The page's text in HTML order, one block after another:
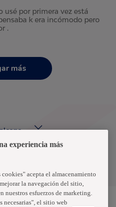
usé por primera vez está
k era incómodo pero
.
más
de datos
experiencia más
acepta el almacenamiento
la navegación del sitio,
esfuerzos de marketing.
necesarias", el sitio web